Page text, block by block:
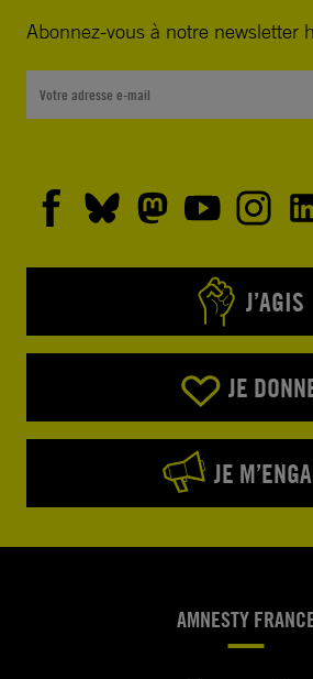
Abroger ou modifier
qui restreignent la
l’article 505 du
pour les rendre
aux normes
humains.
Abonnez-vous à notre newsletter
J’AGIS
JE
JE
AMNESTY